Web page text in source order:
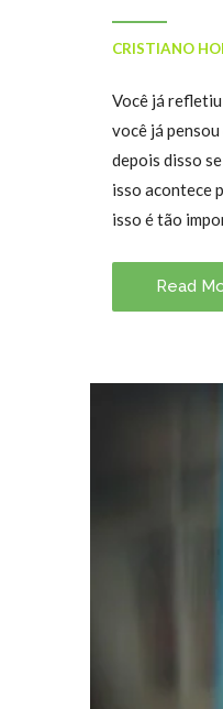
CRISTIANO
Você já
você já
depois disso
isso acontece
isso é tão
Read